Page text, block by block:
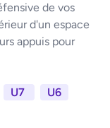
de vos
d'un espace
appuis pour
U7
U6